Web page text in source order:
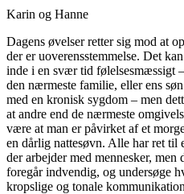
Karin og Hanne
Dagens øvelser retter sig mod at
der er uoverensstemmelse. Det
inde i en svær tid følelsesmæssigt
den nærmeste familie, eller ens
med en kronisk sygdom – men
at andre end de nærmeste
være at man er påvirket af et
en dårlig nattesøvn. Alle har ret til
der arbejder med mennesker,
foregår indvendig, og undersøge
kropslige og tonale